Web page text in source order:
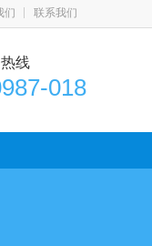
们 联系我们
线
018